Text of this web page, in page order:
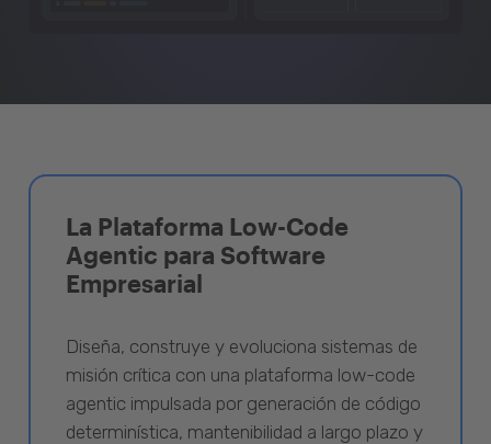
La Plataforma Low-Code
Agentic para Software
Empresarial
Diseña, construye y evoluciona sistemas de
misión crítica con una plataforma low-code
agentic impulsada por generación de código
determinística, mantenibilidad a largo plazo y